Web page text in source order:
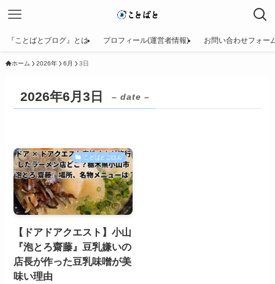
『ことばとブログ』とは プロフィール(運営者情報) お問い合わせフォー
ホーム 2026年 6月 3日
2026年6月3日 – date –
ことばとごはん
【ドアドアクエスト】小山
『泡とろ齋藤』豆乳嫌いの
店長が作った豆乳味噌が美
味い理由